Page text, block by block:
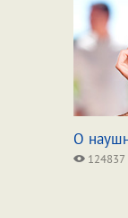
О
124837